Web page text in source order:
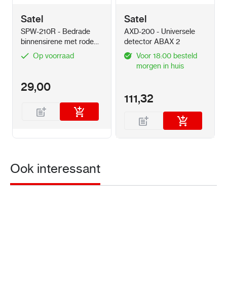
Satel
SPW-210R - Bedrade
binnensirene met rode
omlijsting
Op voorraad
29,00
Satel
AXD-200 - Universele
detector ABAX 2
Voor 18:00 besteld
morgen in huis
111,32
Ook interessant